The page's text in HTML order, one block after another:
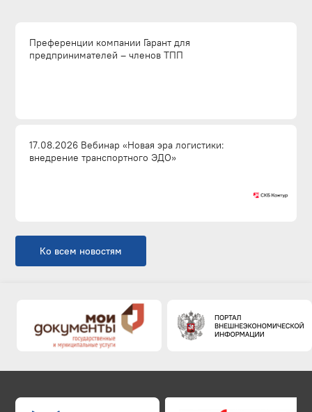
Преференции компании Гарант для
предпринимателей – членов ТПП
17.08.2026 Вебинар «Новая эра логистики:
внедрение транспортного ЭДО»
Ко всем новостям